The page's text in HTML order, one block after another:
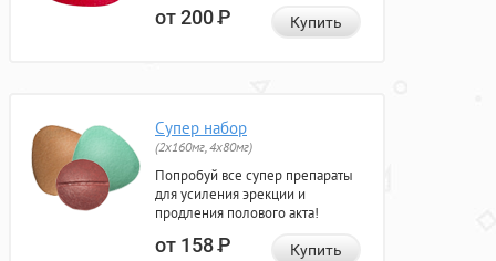
от 200Р Купить
Супер набор
(2х160мг, 4х80мг)
Попробуй все супер препараты
для усиления эрекции и
продления полового акта!
от 158Р Купить